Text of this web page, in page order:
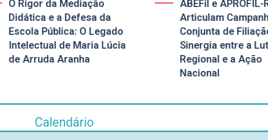
O Rigor da Mediação
Didática e a Defesa da
Escola Pública: O Legado
Intelectual de Maria Lúcia
de Arruda Aranha
ABEFil e APROFIL-
Articulam
Conjunta de
Sinergia entre a
Regional e a Ação
Nacional
Calendário